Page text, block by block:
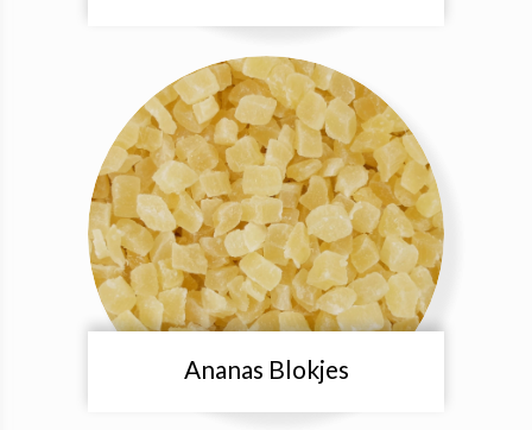
Ananas Blokjes